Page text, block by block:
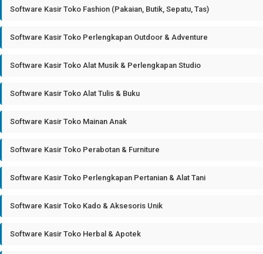
Software Kasir Toko Fashion (Pakaian, Butik, Sepatu, Tas)
Software Kasir Toko Perlengkapan Outdoor & Adventure
Software Kasir Toko Alat Musik & Perlengkapan Studio
Software Kasir Toko Alat Tulis & Buku
Software Kasir Toko Mainan Anak
Software Kasir Toko Perabotan & Furniture
Software Kasir Toko Perlengkapan Pertanian & Alat Tani
Software Kasir Toko Kado & Aksesoris Unik
Software Kasir Toko Herbal & Apotek